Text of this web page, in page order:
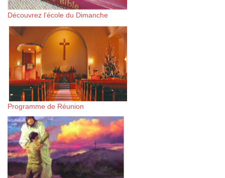
Découvrez l’école du Dimanche
Programme de Réunion